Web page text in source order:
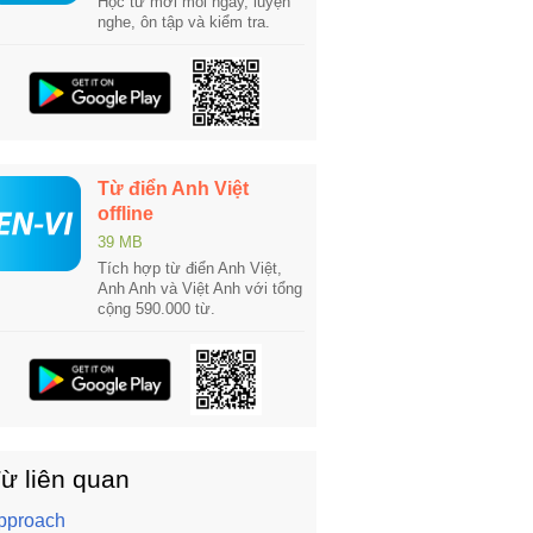
nghe, ôn tập và kiểm tra.
Từ điển Anh Việt
offline
39 MB
Tích hợp từ điển Anh Việt,
Anh Anh và Việt Anh với tổng
cộng 590.000 từ.
liên quan